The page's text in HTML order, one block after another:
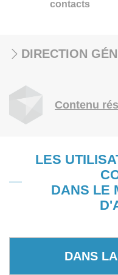
contacts
DIRECTION
Contenu
LES
DANS LE
DANS